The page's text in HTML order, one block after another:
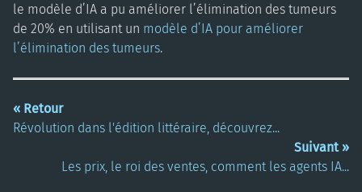
le modèle d’IA a pu améliorer l’élimination des tumeurs
de 20% en utilisant un modèle d’IA pour améliorer
l’élimination des tumeurs.
« Retour
Révolution dans l'édition littéraire, découvrez...
Suivant »
Les prix, le roi des ventes, comment les agents IA...